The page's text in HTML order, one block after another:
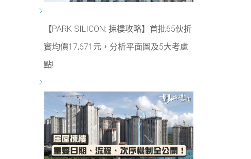
【PARK SILICON: 揀樓攻略】首批65伙折
實均價17,671元，分析平面圖及5大考慮
點!